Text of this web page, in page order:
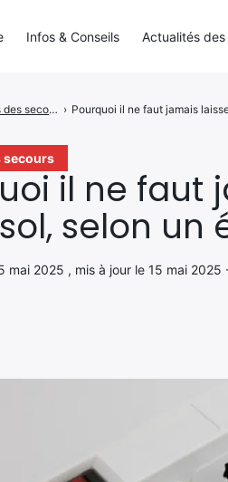
secours
il ne faut
selon un
mai 2025 , mis à jour le 15 mai
Actualités des secours › Pourquoi il ne faut jamais
Infos & Conseils Actualités